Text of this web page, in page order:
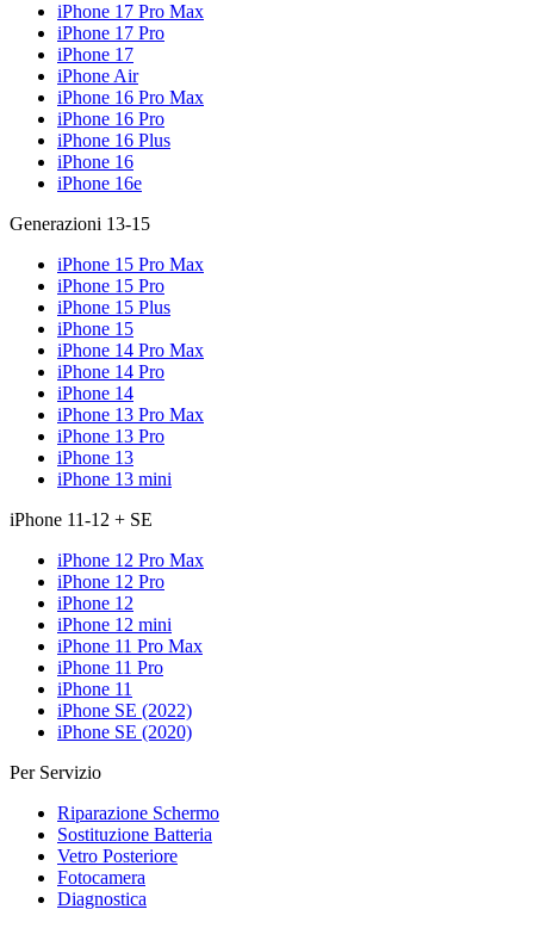
iPhone 17 Pro Max
iPhone 17 Pro
iPhone 17
iPhone Air
iPhone 16 Pro Max
iPhone 16 Pro
iPhone 16 Plus
iPhone 16
iPhone 16e
Generazioni 13-15
iPhone 15 Pro Max
iPhone 15 Pro
iPhone 15 Plus
iPhone 15
iPhone 14 Pro Max
iPhone 14 Pro
iPhone 14
iPhone 13 Pro Max
iPhone 13 Pro
iPhone 13
iPhone 13 mini
iPhone 11-12 + SE
iPhone 12 Pro Max
iPhone 12 Pro
iPhone 12
iPhone 12 mini
iPhone 11 Pro Max
iPhone 11 Pro
iPhone 11
iPhone SE (2022)
iPhone SE (2020)
Per Servizio
Riparazione Schermo
Sostituzione Batteria
Vetro Posteriore
Fotocamera
Diagnostica